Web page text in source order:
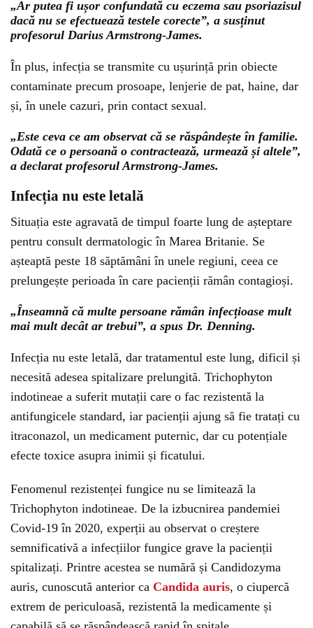
„Ar putea fi ușor confundată cu eczema sau psoriazisul
dacă nu se efectuează testele corecte”, a susținut
profesorul Darius Armstrong-James.
În plus, infecția se transmite cu ușurință prin obiecte
contaminate precum prosoape, lenjerie de pat, haine, dar
și, în unele cazuri, prin contact sexual.
„Este ceva ce am observat că se răspândește în familie.
Odată ce o persoană o contractează, urmează și altele”,
a declarat profesorul Armstrong-James.
Infecția nu este letală
Situația este agravată de timpul foarte lung de așteptare
pentru consult dermatologic în Marea Britanie. Se
așteaptă peste 18 săptămâni în unele regiuni, ceea ce
prelungește perioada în care pacienții rămân contagioși.
„Înseamnă că multe persoane rămân infecțioase mult
mai mult decât ar trebui”, a spus Dr. Denning.
Infecția nu este letală, dar tratamentul este lung, dificil și
necesită adesea spitalizare prelungită. Trichophyton
indotineae a suferit mutații care o fac rezistentă la
antifungicele standard, iar pacienții ajung să fie tratați cu
itraconazol, un medicament puternic, dar cu potențiale
efecte toxice asupra inimii și ficatului.
Fenomenul rezistenței fungice nu se limitează la
Trichophyton indotineae. De la izbucnirea pandemiei
Covid-19 în 2020, experții au observat o creștere
semnificativă a infecțiilor fungice grave la pacienții
spitalizați. Printre acestea se numără și Candidozyma
auris, cunoscută anterior ca Candida auris, o ciupercă
extrem de periculoasă, rezistentă la medicamente și